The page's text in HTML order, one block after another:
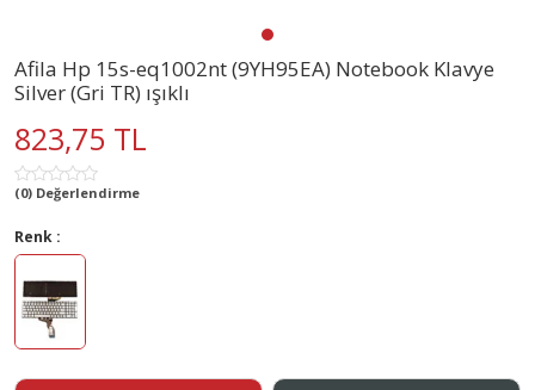
Afila Hp 15s-eq1002nt (9YH95EA) Notebook Klavye
Silver (Gri TR) ışıklı
823,75 TL
(0) Değerlendirme
Renk :